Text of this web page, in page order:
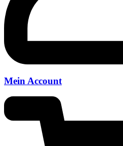
Mein Account